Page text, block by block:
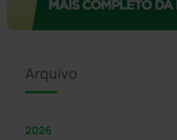
Arquivo
2026